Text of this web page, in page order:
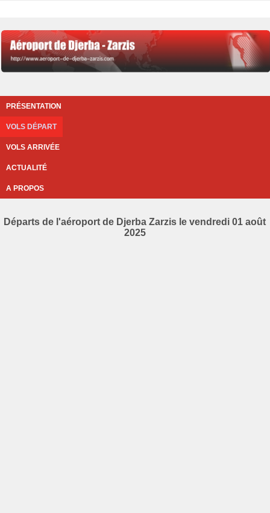
PRÉSENTATION
VOLS DÉPART
VOLS ARRIVÉE
ACTUALITÉ
A PROPOS
Départs de l'aéroport de Djerba Zarzis le vendredi 01 août
2025